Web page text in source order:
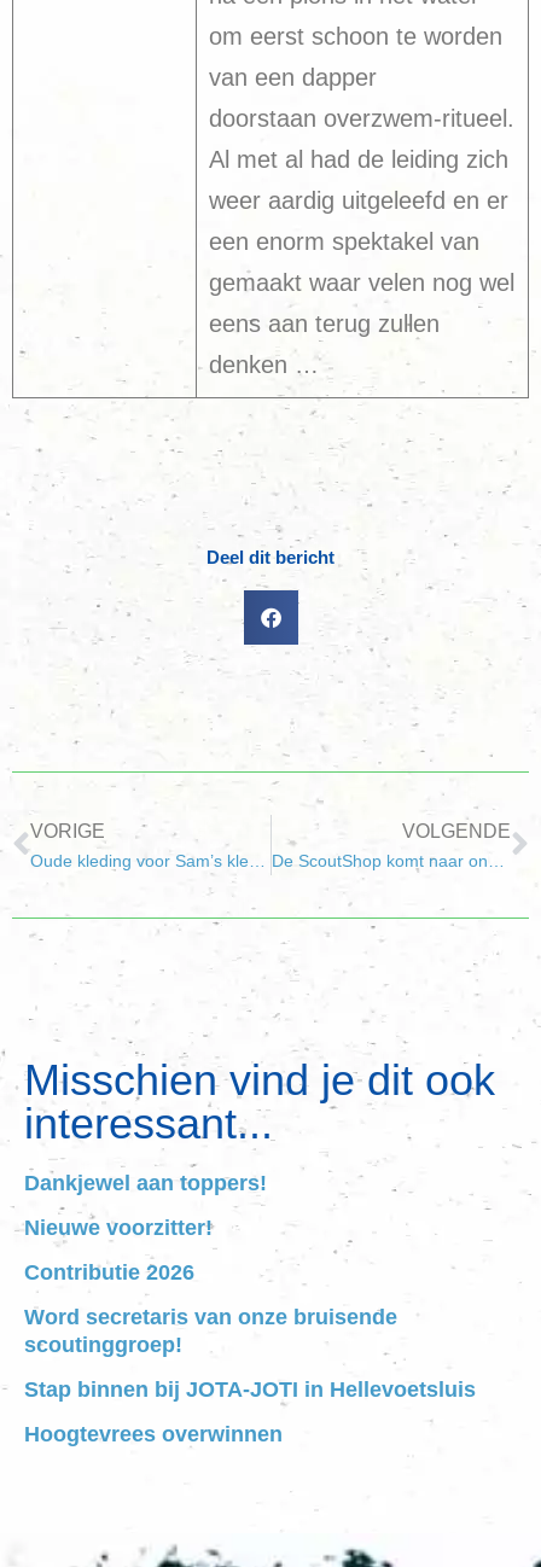
om eerst schoon te worden
van een dapper
doorstaan overzwem-ritueel.
Al met al had de leiding zich
weer aardig uitgeleefd en er
een enorm spektakel van
gemaakt waar velen nog wel
eens aan terug zullen
denken …
Deel dit bericht
VORIGE VOLGENDE
Misschien vind je dit ook
interessant...
Dankjewel aan toppers!
Nieuwe voorzitter!
Contributie 2026
Word secretaris van onze bruisende
scoutinggroep!
Stap binnen bij JOTA-JOTI in Hellevoetsluis
Hoogtevrees overwinnen